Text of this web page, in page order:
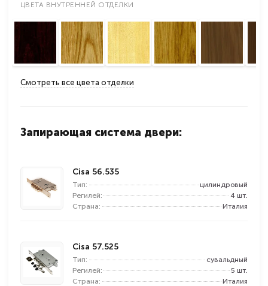
ЦВЕТА ВНУТРЕННЕЙ ОТДЕЛКИ
Смотреть все цвета отделки
Запирающая система двери:
Cisa 56.535
Тип:
цилиндровый
Регилей:
4 шт.
Страна:
Италия
Cisa 57.525
Тип:
сувальдный
Регилей:
5 шт.
Страна:
Италия